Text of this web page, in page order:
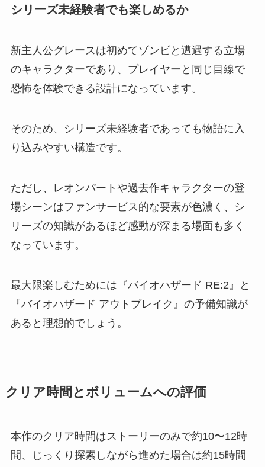
シリーズ未経験者でも楽しめるか
新主人公グレースは初めてゾンビと遭遇する立場
のキャラクターであり、プレイヤーと同じ目線で
恐怖を体験できる設計になっています。
そのため、シリーズ未経験者であっても物語に入
り込みやすい構造です。
ただし、レオンパートや過去作キャラクターの登
場シーンはファンサービス的な要素が色濃く、シ
リーズの知識があるほど感動が深まる場面も多く
なっています。
最大限楽しむためには『バイオハザード RE:2』と
『バイオハザード アウトブレイク』の予備知識が
あると理想的でしょう。
クリア時間とボリュームへの評価
本作のクリア時間はストーリーのみで約10〜12時
間、じっくり探索しながら進めた場合は約15時間